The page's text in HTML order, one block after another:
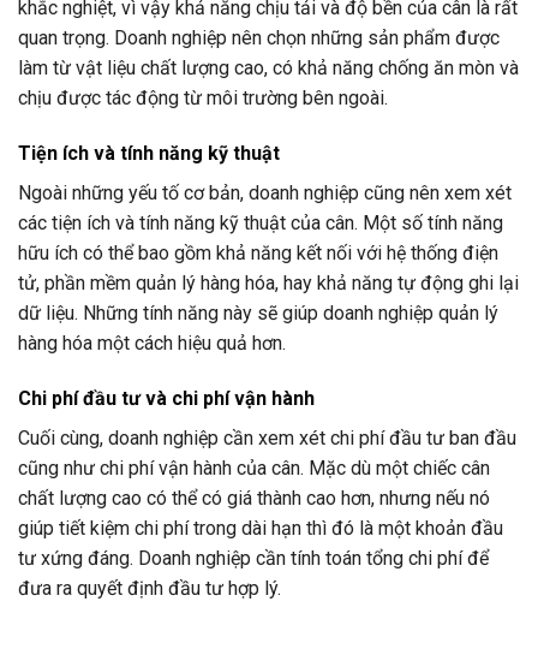
khắc nghiệt, vì vậy khả năng chịu tải và độ bền của cân là rất
quan trọng. Doanh nghiệp nên chọn những sản phẩm được
làm từ vật liệu chất lượng cao, có khả năng chống ăn mòn và
chịu được tác động từ môi trường bên ngoài.
Tiện ích và tính năng kỹ thuật
Ngoài những yếu tố cơ bản, doanh nghiệp cũng nên xem xét
các tiện ích và tính năng kỹ thuật của cân. Một số tính năng
hữu ích có thể bao gồm khả năng kết nối với hệ thống điện
tử, phần mềm quản lý hàng hóa, hay khả năng tự động ghi lại
dữ liệu. Những tính năng này sẽ giúp doanh nghiệp quản lý
hàng hóa một cách hiệu quả hơn.
Chi phí đầu tư và chi phí vận hành
Cuối cùng, doanh nghiệp cần xem xét chi phí đầu tư ban đầu
cũng như chi phí vận hành của cân. Mặc dù một chiếc cân
chất lượng cao có thể có giá thành cao hơn, nhưng nếu nó
giúp tiết kiệm chi phí trong dài hạn thì đó là một khoản đầu
tư xứng đáng. Doanh nghiệp cần tính toán tổng chi phí để
đưa ra quyết định đầu tư hợp lý.